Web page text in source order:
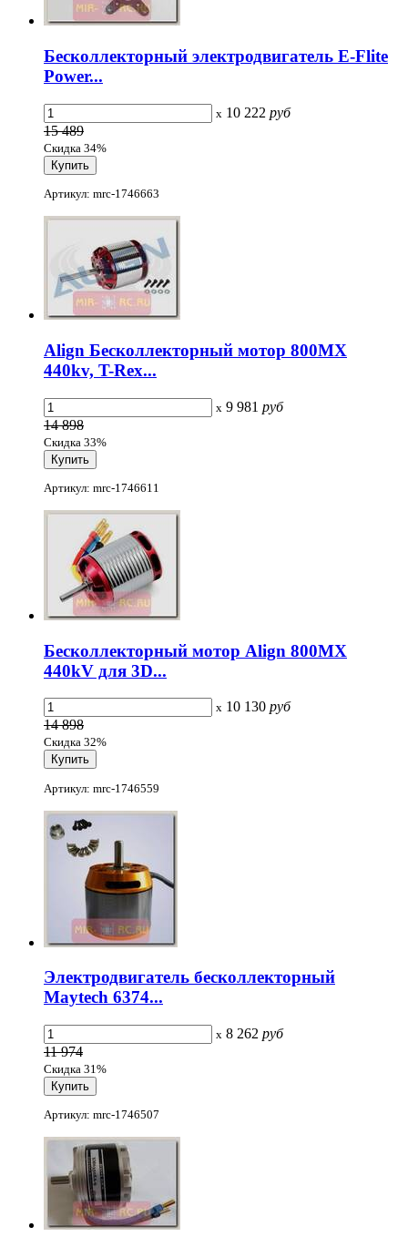
Бесколлекторный электродвигатель E-Flite
Power...
x 10 222 руб
15 489
Скидка 34%
Артикул: mrc-1746663
Align Бесколлекторный мотор 800MX
440kv, T-Rex...
x 9 981 руб
14 898
Скидка 33%
Артикул: mrc-1746611
Бесколлекторный мотор Align 800MX
440kV для 3D...
x 10 130 руб
14 898
Скидка 32%
Артикул: mrc-1746559
Электродвигатель бесколлекторный
Maytech 6374...
x 8 262 руб
11 974
Скидка 31%
Артикул: mrc-1746507